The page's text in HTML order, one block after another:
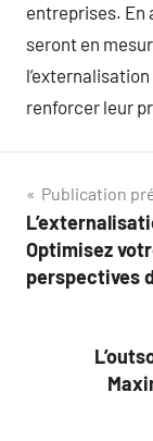
entreprises. En
seront en
renforcer leur
de
l’article
Publication
Optimisez
perspectives